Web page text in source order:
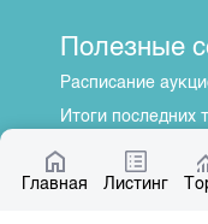
Главная Листинг
Полезные
Расписание
Итоги последних
Котировки по ЦБ
Центр